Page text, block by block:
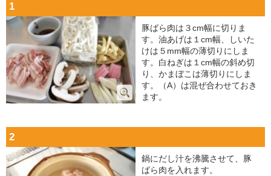
1
豚ばら肉は３cm幅に切りま
す。油あげは１cm幅、しいた
けは５mm幅の薄切りにしま
す。白ねぎは１cm幅の斜め切
り、かまぼこは薄切りにしま
す。（A）は混ぜ合わせておき
ます。
2
鍋にだし汁を沸騰させて、豚
ばら肉を入れます。